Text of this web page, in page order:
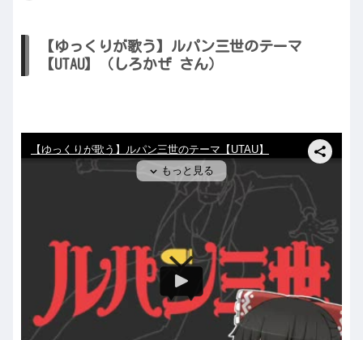
【ゆっくりが歌う】ルパン三世のテーマ
【UTAU】（しろかぜ さん）